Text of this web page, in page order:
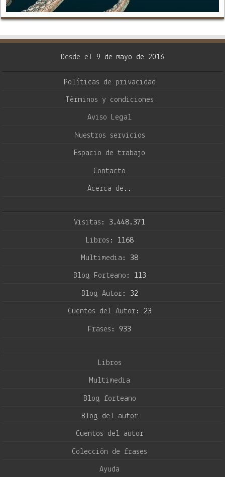
Desde el 9 de mayo de 2016
Políticas de privacidad
Términos y condiciones
Aviso Legal
Nuestros servicios
Espacio de trabajo
Contacto
Acerca de..
Visitas: 3.448.371
Libros: 1168
Multimedia: 38
Blog Forteano: 113
Blog Autor: 32
Cuentos del Autor: 23
Frases: 933
Libros
Multimedia
Blog forteano
Blog del autor
Cuentos del autor
Colección de frases
Ayuda